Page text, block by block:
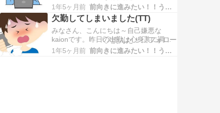
わティラミス』は途中からアイ…
という気持ちがあったからか朝は比較
的、気持ち的にちょっと楽な感じで出勤
出来ました。先週末から結構休んでいた
ので仕事が山積みでした。いつも通り現
在抱えている仕事をノートに書いて、今
日やるべき仕事を抽出して裏紙で…
1年5ヶ月前 前向きに進みたい！！うつな自分
欠勤してしまいました(TT)
みなさん、こんにちは～自己嫌悪な
kaionです。昨日の出勤は心身共に調子
が悪く、頑張れば行けたかもしれません
が自分い弱いkaionは欠勤してしまいま
1年5ヶ月前 前向きに進みたい！！うつな自分